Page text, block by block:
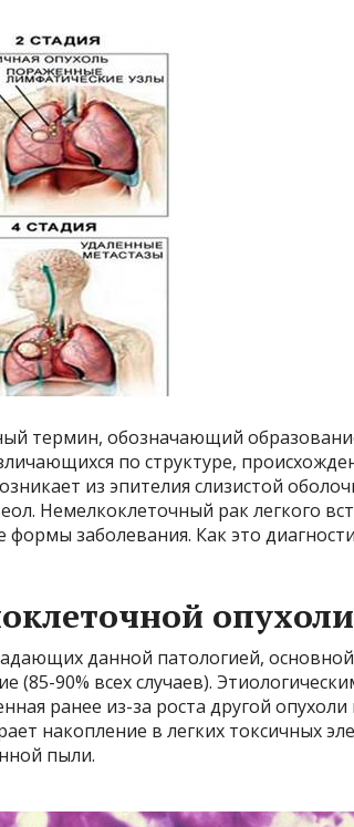
термин, обозначающий
по структуре,
из эпителия слизистой
Немелкоклеточный рак легкого
заболевания. Как это
опухоли
данной патологией,
(85-90% всех случаев).
ранее из-за роста другой
накопление в легких токсичных
пыли.